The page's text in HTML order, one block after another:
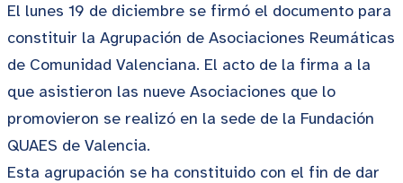
El lunes 19 de diciembre se firmó el documento para
constituir la Agrupación de Asociaciones Reumáticas
de Comunidad Valenciana. El acto de la firma a la
que asistieron las nueve Asociaciones que lo
promovieron se realizó en la sede de la Fundación
QUAES de Valencia.
Esta agrupación se ha constituido con el fin de dar